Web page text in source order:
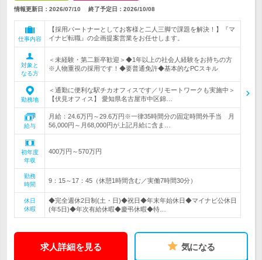
情報更新日：2026/07/10 終了予定日： 2026/10/08
仕事内容
【採用パートナーとしてお客様と二人三脚で課題を解決！】『マ
イナビ転職』の企画提案営業をお任せします。
対象と
なる方
＜未経験・第二新卒歓迎＞◆1年以上の社会人経験をお持ちの方
※人物重視の採用です！◆要普通免許◆基本的なPCスキル
勤務地
＜通勤に便利な駅チカオフィスです／リモートワークも実施中＞
【伏見オフィス】 愛知県名古屋市中区錦…
給与
月給：24.6万円～29.6万円※一律35時間分の固定時間外手当 月
56,000円～月68,000円が上記月給に含ま…
初年度
年収
400万円～570万円
勤務
時間
9：15～17：45（休憩1時間含む／実働7時間30分）
休日
休暇
◆完全週休2日制(土・日)◆祝日◆年末年始休日◆マイナビ公休日
(年5日)◆年次有給休暇◆慶弔休暇◆特…
求人詳細を見る 気になる